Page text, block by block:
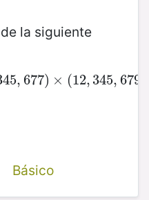
la siguiente
, 677) × (12, 345, 679
,677)× (12,345,679)
Básico